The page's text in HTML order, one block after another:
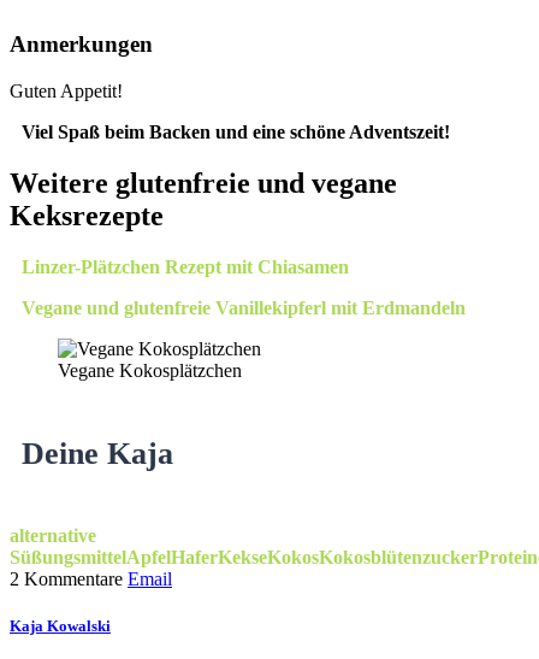
Anmerkungen
Guten Appetit!
Viel Spaß beim Backen und eine schöne Adventszeit!
Weitere glutenfreie und vegane
Keksrezepte
Linzer-Plätzchen Rezept mit Chiasamen
Vegane und glutenfreie Vanillekipferl mit Erdmandeln
Vegane Kokosplätzchen
Deine Kaja
alternative
SüßungsmittelApfelHaferKekseKokosKokosblütenzucker
2 Kommentare Email
Kaja Kowalski